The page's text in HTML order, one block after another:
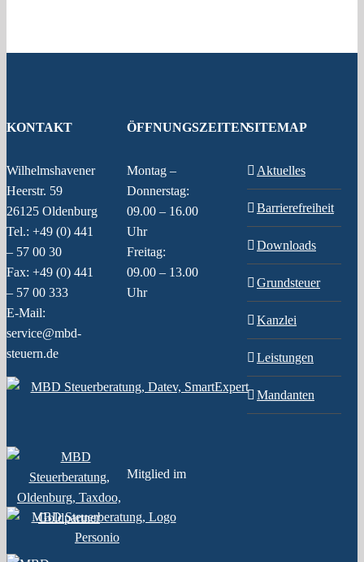
KONTAKT
Wilhelmshavener
Heerstr. 59
26125 Oldenburg
Tel.: +49 (0) 441
– 57 00 30
Fax: +49 (0) 441
– 57 00 333
E-Mail:
service@mbd-
steuern.de
ÖFFNUNGSZEITEN
Montag –
Donnerstag:
09.00 – 16.00
Uhr
Freitag:
09.00 – 13.00
Uhr
SITEMAP
Aktuelles
Barrierefreiheit
Downloads
Grundsteuer
Kanzlei
Leistungen
Mandanten
Mitglied im